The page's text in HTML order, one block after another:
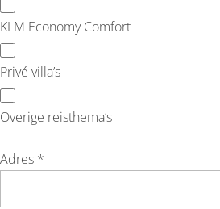
KLM Economy Comfort
Privé villa’s
Overige reisthema’s
Adres *